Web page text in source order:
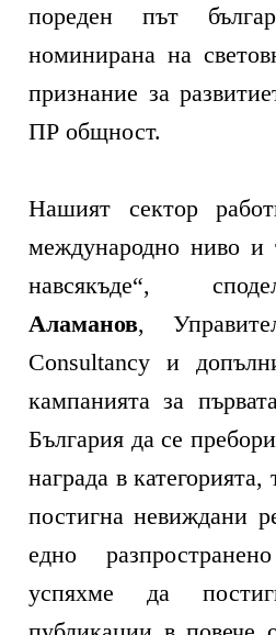
пореден път
номинирана на
признание за
ПР общност.
Нашият сектор
международно ниво и
навсякъде“,
Аламанов,
Consultancy и
кампанията за
България да се
награда в
постигна невиждани
едно
успяхме да